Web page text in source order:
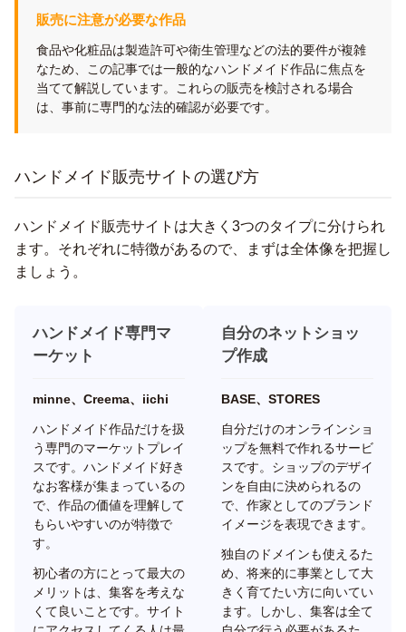
販売に注意が必要な作品
食品や化粧品は製造許可や衛生管理などの法的要件が複雑
なため、この記事では一般的なハンドメイド作品に焦点を
当てて解説しています。これらの販売を検討される場合
は、事前に専門的な法的確認が必要です。
ハンドメイド販売サイトの選び方
ハンドメイド販売サイトは大きく3つのタイプに分けられ
ます。それぞれに特徴があるので、まずは全体像を把握し
ましょう。
ハンドメイド専門マ
ーケット
minne、Creema、iichi
ハンドメイド作品だけを扱
う専門のマーケットプレイ
スです。ハンドメイド好き
なお客様が集まっているの
で、作品の価値を理解して
もらいやすいのが特徴で
す。
初心者の方にとって最大の
メリットは、集客を考えな
くて良いことです。サイト
自分のネットショッ
プ作成
BASE、STORES
自分だけのオンラインショ
ップを無料で作れるサービ
スです。ショップのデザイ
ンを自由に決められるの
で、作家としてのブランド
イメージを表現できます。
独自のドメインも使えるた
め、将来的に事業として大
きく育てたい方に向いてい
ます。しかし、集客は全て